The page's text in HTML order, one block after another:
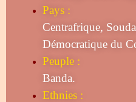
Pays :
Centrafrique,
Démocratique du
Peuple :
Banda.
Ethnies :